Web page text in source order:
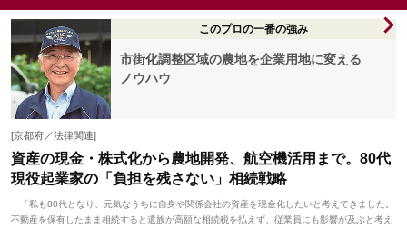
このプロの一番の強み
市街化調整区域の農地を企業用地に変える
ノウハウ
[京都府／法律関連]
資産の現金・株式化から農地開発、航空機活用まで。80代
現役起業家の「負担を残さない」相続戦略
「私も80代となり、元気なうちに自身や関係会社の資産を現金化したいと考えてきました。
不動産を保有したまま相続すると遺族が高額な相続税を払えず、従業員にも影響が及ぶと考え